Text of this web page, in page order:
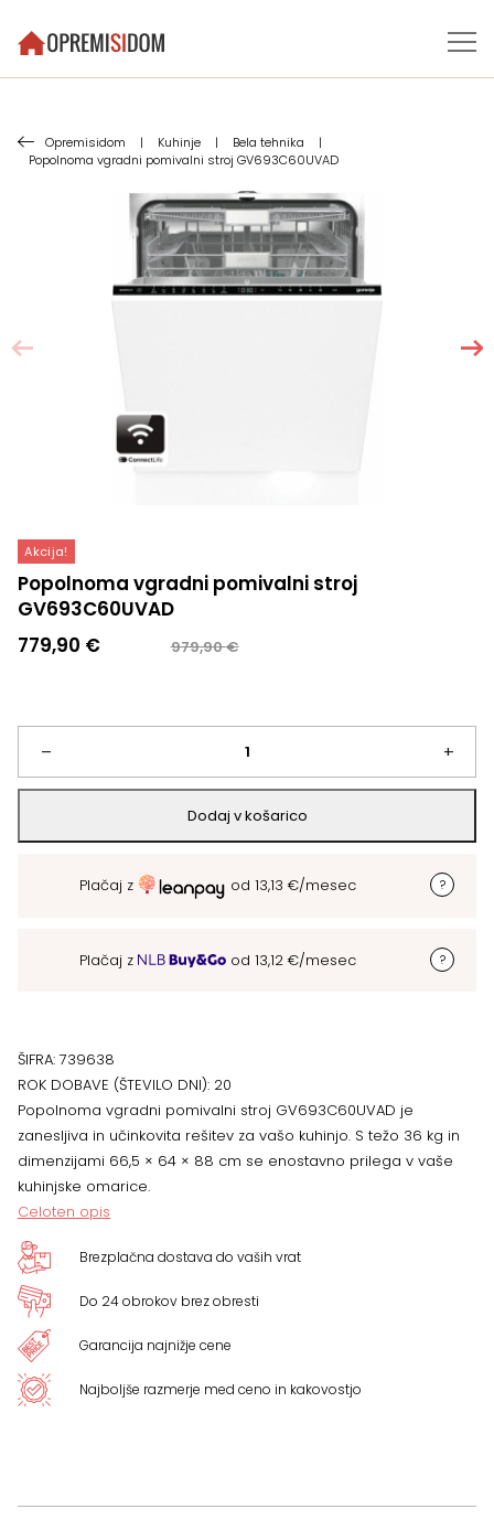
Opremisidom | Kuhinje | Bela tehnika
|
Popolnoma vgradni pomivalni stroj GV693C60UVAD
Akcija!
Popolnoma vgradni pomivalni stroj
GV693C60UVAD
979,90€
Izvirna
bila:
979,90 €.
779,90 €
Trenutna
779,90 €.
–
Popolnoma
vgradni
pomivalni
+
Dodaj v košarico
Plačaj z od 13,13 €/mesec
Plačaj z od 13,12 €/mesec
ŠIFRA: 739638
ROK DOBAVE (ŠTEVILO DNI): 20
Popolnoma vgradni pomivalni stroj GV693C60UVAD je
zanesljiva in učinkovita rešitev za vašo kuhinjo. S težo 36 kg in
dimenzijami 66,5 × 64 × 88 cm se enostavno prilega v vaše
kuhinjske omarice.
Celoten opis
Brezplačna dostava do vaših vrat
Do 24 obrokov brez obresti
Garancija najnižje cene
Najboljše razmerje med ceno in kakovostjo